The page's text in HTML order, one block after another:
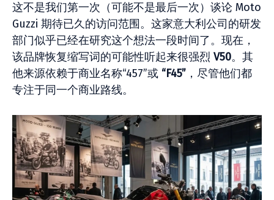
这不是我们第一次（可能不是最后一次）谈论 Moto
Guzzi 期待已久的访问范围。这家意大利公司的研发
部门似乎已经在研究这个想法一段时间了。现在，
该品牌恢复缩写词的可能性听起来很强烈 V50。其
他来源依赖于商业名称“457”或 “F45” ，尽管他们都
专注于同一个商业路线。